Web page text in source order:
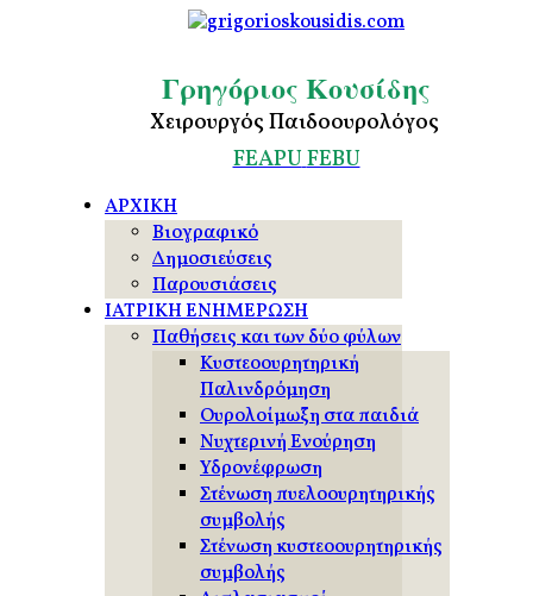
Γρηγόριος Κουσίδης
Χειρουργός Παιδοουρολόγος
FEAPUFEBU
ΑΡΧΙΚΗ
Βιογραφικό
Δημοσιεύσεις
Παρουσιάσεις
ΙΑΤΡΙΚΗ ΕΝΗΜΕΡΩΣΗ
Παθήσεις και των δύο φύλων
Κυστεοουρητηρική
Παλινδρόμηση
Ουρολοίμωξη στα παιδιά
Νυχτερινή Ενούρηση
Υδρονέφρωση
Στένωση πυελοουρητηρικής
συμβολής
Στένωση κυστεοουρητηρικής
συμβολής